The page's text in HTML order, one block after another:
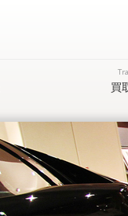
買